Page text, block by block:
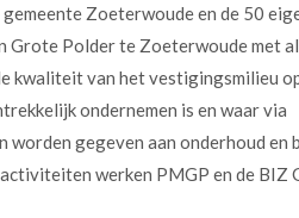
Zoeterwoude en de 50
Polder te Zoeterwoude met
kwaliteit van het vestigingsmilieu
ondernemen is en waar via
worden gegeven aan onderhoud en
werken PMGP en de BIZ